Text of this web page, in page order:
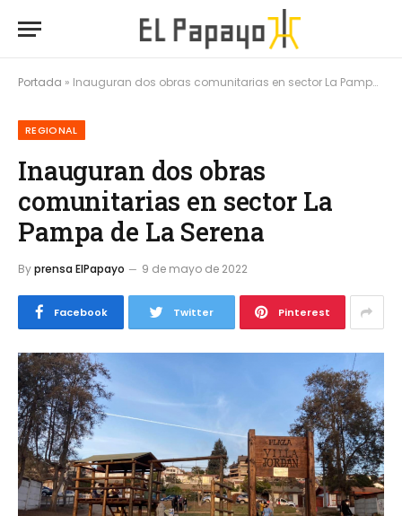
Portada » Inauguran dos obras comunitarias en sector La Pampa de La Serena
REGIONAL
Inauguran dos obras
comunitarias en sector La
Pampa de La Serena
Byprensa ElPapayo 9 de mayo de 2022
Facebook Twitter Pinterest